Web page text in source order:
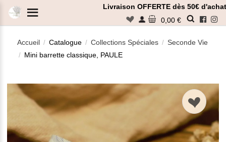
Livraison OFFERTE dès 50€
n 0,00 €
Rechercher
Accueil / Catalogue / Collections Spéciales / Seconde Vie
/ Mini barrette classique, PAULE
n
Panneau de gestion des cookies